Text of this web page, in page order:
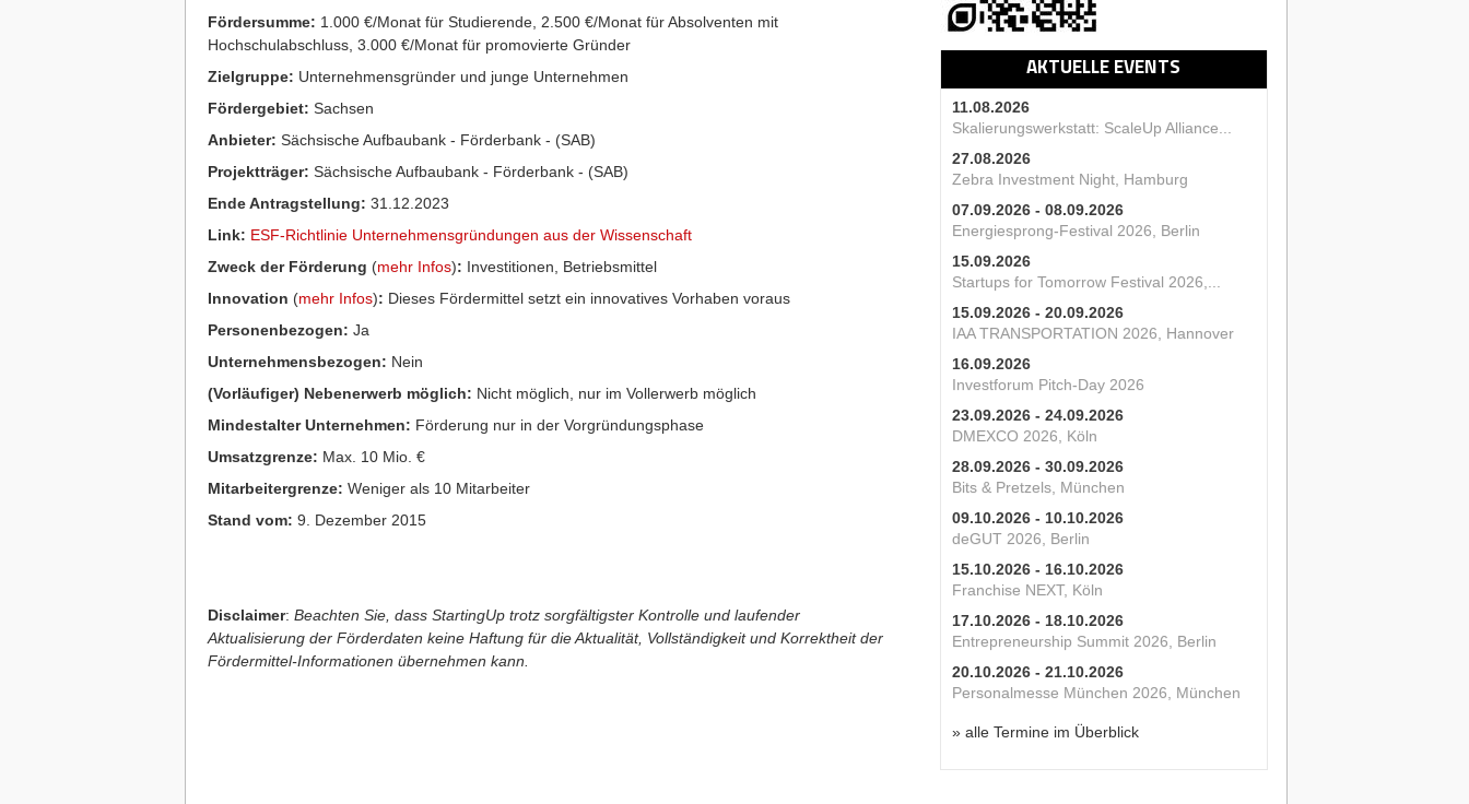
AKTUELLE EVENTS
11.08.2026
Skalierungswerkstatt: ScaleUp Alliance...
27.08.2026
Zebra Investment Night, Hamburg
07.09.2026 - 08.09.2026
Energiesprong-Festival 2026, Berlin
15.09.2026
Startups for Tomorrow Festival 2026,...
15.09.2026 - 20.09.2026
IAA TRANSPORTATION 2026, Hannover
16.09.2026
Investforum Pitch-Day 2026
23.09.2026 - 24.09.2026
DMEXCO 2026, Köln
28.09.2026 - 30.09.2026
Bits & Pretzels, München
09.10.2026 - 10.10.2026
deGUT 2026, Berlin
15.10.2026 - 16.10.2026
Franchise NEXT, Köln
17.10.2026 - 18.10.2026
Entrepreneurship Summit 2026, Berlin
20.10.2026 - 21.10.2026
Personalmesse München 2026, München
» alle Termine im Überblick
Fördersumme: 1.000 €/Monat für Studierende, 2.500 €/Monat für Absolventen mit
Hochschulabschluss, 3.000 €/Monat für promovierte Gründer
Zielgruppe: Unternehmensgründer und junge Unternehmen
Fördergebiet: Sachsen
Anbieter: Sächsische Aufbaubank - Förderbank - (SAB)
Projektträger: Sächsische Aufbaubank - Förderbank - (SAB)
Ende Antragstellung: 31.12.2023
Link: ESF-Richtlinie Unternehmensgründungen aus der Wissenschaft
Zweck der Förderung (mehr Infos): Investitionen, Betriebsmittel
Innovation (mehr Infos): Dieses Fördermittel setzt ein innovatives Vorhaben voraus
Personenbezogen: Ja
Unternehmensbezogen: Nein
(Vorläufiger) Nebenerwerb möglich: Nicht möglich, nur im Vollerwerb möglich
Mindestalter Unternehmen: Förderung nur in der Vorgründungsphase
Umsatzgrenze: Max. 10 Mio. €
Mitarbeitergrenze: Weniger als 10 Mitarbeiter
Stand vom: 9. Dezember 2015
Disclaimer: Beachten Sie, dass StartingUp trotz sorgfältigster Kontrolle und laufender
Aktualisierung der Förderdaten keine Haftung für die Aktualität, Vollständigkeit und Korrektheit der
Fördermittel-Informationen übernehmen kann.